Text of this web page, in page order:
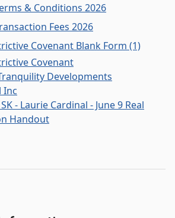
& Conditions 2026
Fees 2026
Covenant Blank Form (1)
Covenant
Developments
Inc
- Laurie Cardinal - June 9 Real
Handout